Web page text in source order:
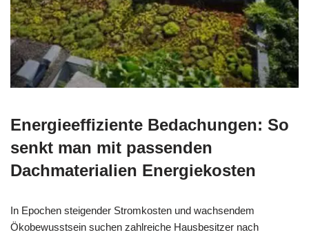
Energieeffiziente Bedachungen: So
senkt man mit passenden
Dachmaterialien Energiekosten
In Epochen steigender Stromkosten und wachsendem
Ökobewusstsein suchen zahlreiche Hausbesitzer nach